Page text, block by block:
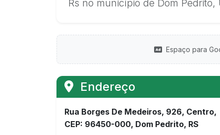
Rs no município de Dom Pedrito,
Espaço para
Endereço
Rua Borges De Medeiros, 926, Centro,
CEP: 96450-000, Dom Pedrito, RS